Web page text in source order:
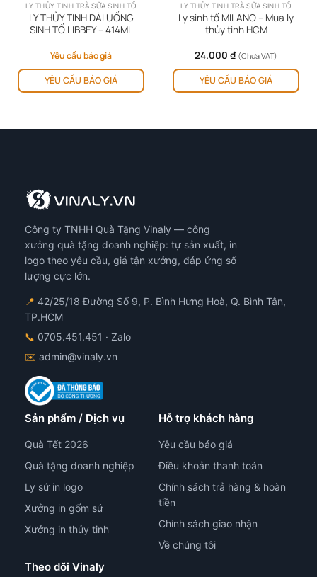
LY THỦY TINH TRÀ SỮA SINH TỐ
LY THỦY TINH DÀI UỐNG
SINH TỐ LIBBEY – 414ML
Yêu cầu báo giá
YÊU CẦU BÁO GIÁ
LY THỦY TINH TRÀ SỮA SINH TỐ
Ly sinh tố MILANO – Mua ly
thủy tinh HCM
24.000 ₫ (Chưa VAT)
YÊU CẦU BÁO GIÁ
Công ty TNHH Quà Tặng Vinaly — công
xưởng quà tặng doanh nghiệp: tự sản xuất, in
logo theo yêu cầu, giá tận xưởng, đáp ứng số
lượng cực lớn.
📍 42/25/18 Đường Số 9, P. Bình Hưng Hoà, Q. Bình Tân,
TP.HCM
📞 0705.451.451 · Zalo
✉️ admin@vinaly.vn
Sản phẩm / Dịch vụ
Quà Tết 2026
Quà tặng doanh nghiệp
Ly sứ in logo
Xưởng in gốm sứ
Xưởng in thủy tinh
Hỗ trợ khách hàng
Yêu cầu báo giá
Điều khoản thanh toán
Chính sách trả hàng & hoàn
tiền
Chính sách giao nhận
Về chúng tôi
Theo dõi Vinaly